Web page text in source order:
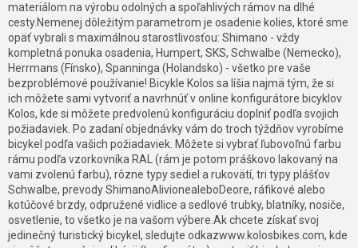
materiálom na výrobu odolných a spoľahlivých rámov na dlhé
cesty.Nemenej dôležitým parametrom je osadenie kolies, ktoré sme
opäť vybrali s maximálnou starostlivosťou: Shimano - vždy
kompletná ponuka osadenia, Humpert, SKS, Schwalbe (Nemecko),
Herrmans (Fínsko), Spanninga (Holandsko) - všetko pre vaše
bezproblémové používanie! Bicykle Kolos sa líšia najmä tým, že si
ich môžete sami vytvoriť a navrhnúť v online konfigurátore bicyklov
Kolos, kde si môžete predvolenú konfiguráciu doplniť podľa svojich
požiadaviek. Po zadaní objednávky vám do troch týždňov vyrobíme
bicykel podľa vašich požiadaviek. Môžete si vybrať ľubovoľnú farbu
rámu podľa vzorkovníka RAL (rám je potom práškovo lakovaný na
vami zvolenú farbu), rôzne typy sediel a rukovätí, tri typy plášťov
Schwalbe, prevody ShimanoAlivionealeboDeore, ráfikové alebo
kotúčové brzdy, odpružené vidlice a sedlové trubky, blatníky, nosiče,
osvetlenie, to všetko je na vašom výbere.Ak chcete získať svoj
jedinečný turistický bicykel, sledujte odkazwww.kolosbikes.com, kde